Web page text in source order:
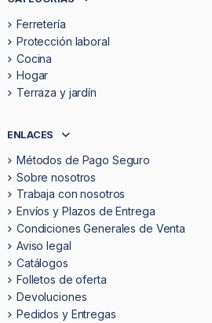
Ferretería
Protección laboral
Cocina
Hogar
Terraza y jardín
ENLACES
Métodos de Pago Seguro
Sobre nosotros
Trabaja con nosotros
Envíos y Plazos de Entrega
Condiciones Generales de Venta
Aviso legal
Catálogos
Folletos de oferta
Devoluciones
Pedidos y Entregas